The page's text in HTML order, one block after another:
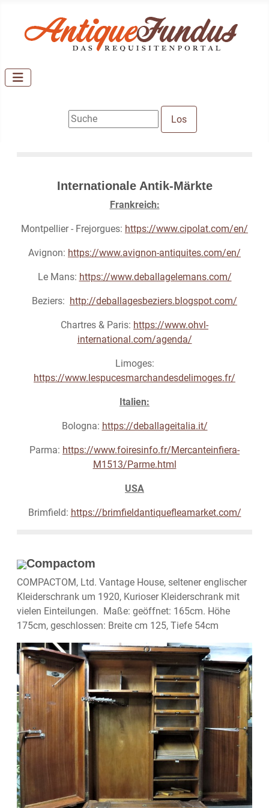
Internationale Antik-Märkte
Frankreich:
Montpellier - Frejorgues: https://www.cipolat.com/en/
Avignon: https://www.avignon-antiquites.com/en/
Le Mans: https://www.deballagelemans.com/
Beziers: http://deballagesbeziers.blogspot.com/
Chartres & Paris: https://www.ohvl-
international.com/agenda/
Limoges:
https://www.lespucesmarchandesdelimoges.fr/
Italien:
Bologna: https://deballageitalia.it/
Parma: https://www.foiresinfo.fr/Mercanteinfiera-
M1513/Parme.html
USA
Brimfield: https://brimfieldantiquefleamarket.com/
Compactom
COMPACTOM, Ltd. Vantage House, seltener englischer
Kleiderschrank um 1920, Kurioser Kleiderschrank mit
vielen Einteilungen. Maße: geöffnet: 165cm. Höhe
175cm, geschlossen: Breite cm 125, Tiefe 54cm